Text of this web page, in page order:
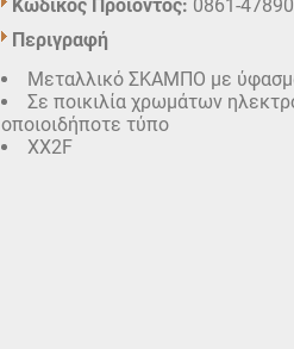
Κωδικός Προϊόντος: 0861-47890
Περιγραφή
Μεταλλικό ΣΚΑΜΠΟ με
Σε ποικιλία χρωμάτων
οποιοιδήποτε τύπο
XX2F